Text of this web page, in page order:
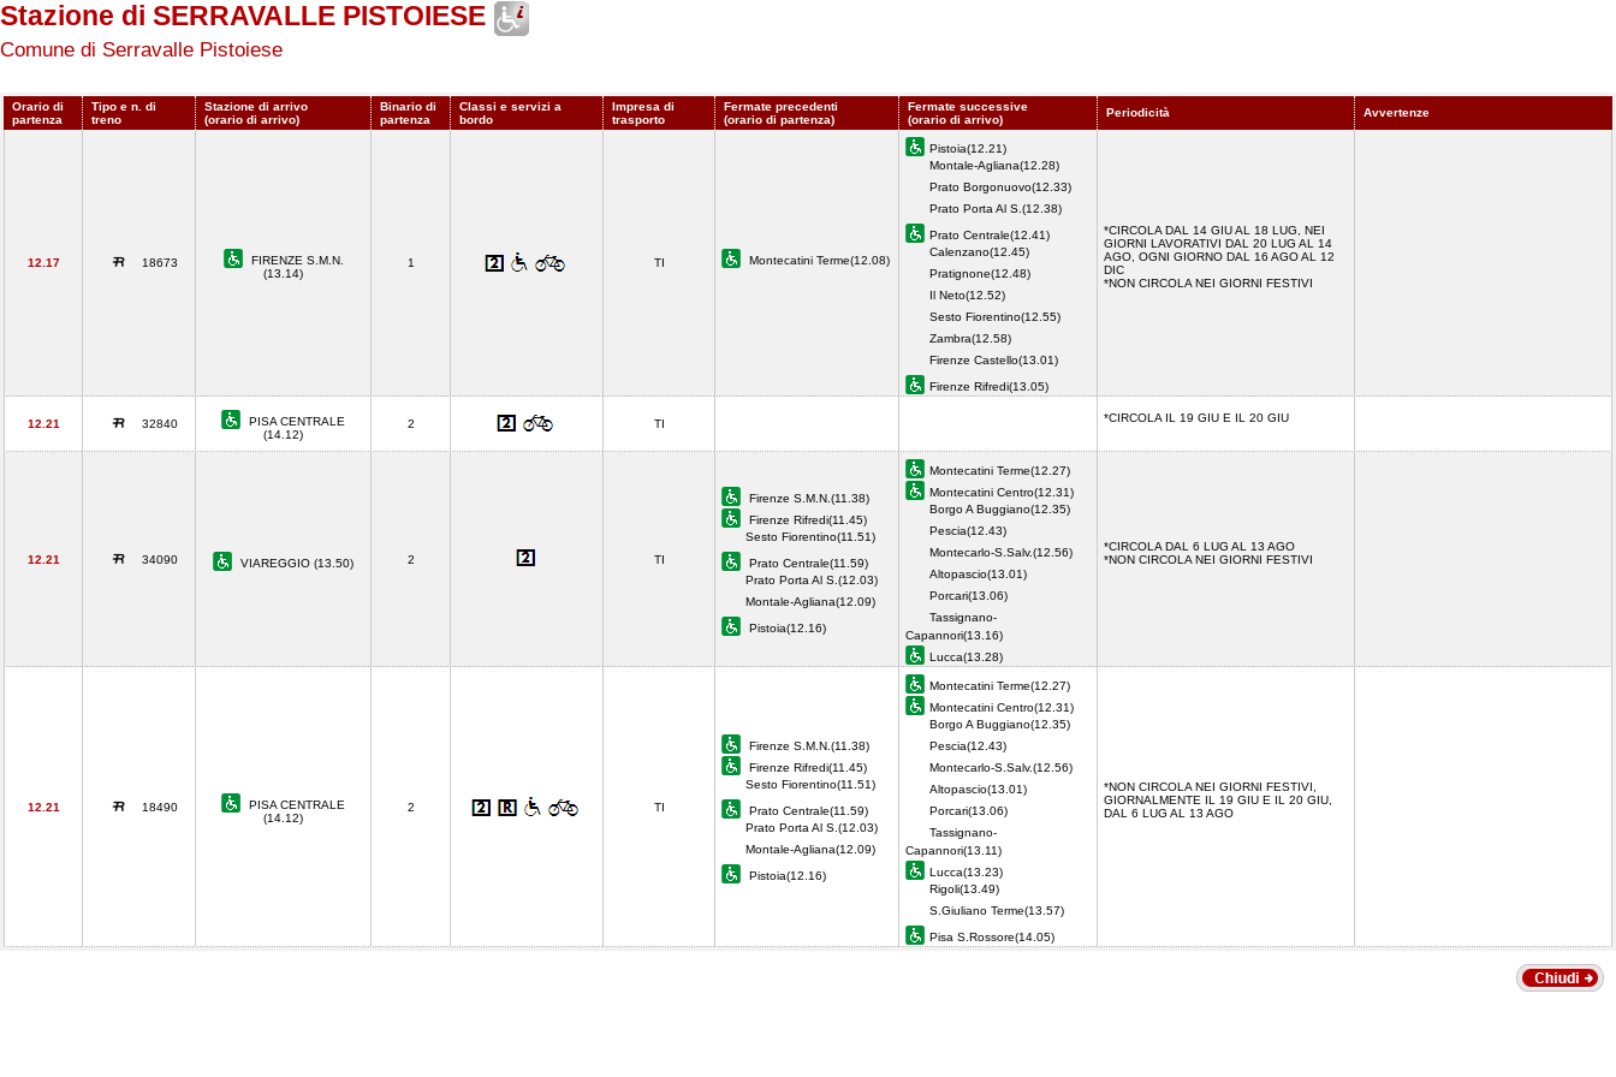
Stazione di SERRAVALLE PISTOIESE
Comune di Serravalle Pistoiese
Orario di
partenza
Tipo e n. di
treno
Stazione di arrivo
(orario di arrivo)
Binario di
partenza
Classi e servizi a
bordo
Impresa di
trasporto
Fermate precedenti
(orario di partenza)
Fermate successive
(orario di arrivo)
Periodicità Avvertenze
12.17 18673
FIRENZE S.M.N.
(13.14)
1 TI Montecatini Terme(12.08)
Pistoia(12.21)
Montale-Agliana(12.28)
Prato Borgonuovo(12.33)
Prato Porta Al S.(12.38)
Prato Centrale(12.41)
Calenzano(12.45)
Pratignone(12.48)
Il Neto(12.52)
Sesto Fiorentino(12.55)
Zambra(12.58)
Firenze Castello(13.01)
Firenze Rifredi(13.05)
*CIRCOLA DAL 14 GIU AL 18 LUG, NEI
GIORNI LAVORATIVI DAL 20 LUG AL 14
AGO, OGNI GIORNO DAL 16 AGO AL 12
DIC
*NON CIRCOLA NEI GIORNI FESTIVI
12.21 32840
PISA CENTRALE
(14.12)
2 TI *CIRCOLA IL 19 GIU E IL 20 GIU
12.21 34090 VIAREGGIO (13.50) 2 TI
Firenze S.M.N.(11.38)
Firenze Rifredi(11.45)
Sesto Fiorentino(11.51)
Prato Centrale(11.59)
Prato Porta Al S.(12.03)
Montale-Agliana(12.09)
Pistoia(12.16)
Montecatini Terme(12.27)
Montecatini Centro(12.31)
Borgo A Buggiano(12.35)
Pescia(12.43)
Montecarlo-S.Salv.(12.56)
Altopascio(13.01)
Porcari(13.06)
Tassignano-
Capannori(13.16)
Lucca(13.28)
*CIRCOLA DAL 6 LUG AL 13 AGO
*NON CIRCOLA NEI GIORNI FESTIVI
12.21 18490
PISA CENTRALE
(14.12)
2 TI
Firenze S.M.N.(11.38)
Firenze Rifredi(11.45)
Sesto Fiorentino(11.51)
Prato Centrale(11.59)
Prato Porta Al S.(12.03)
Montale-Agliana(12.09)
Pistoia(12.16)
Montecatini Terme(12.27)
Montecatini Centro(12.31)
Borgo A Buggiano(12.35)
Pescia(12.43)
Montecarlo-S.Salv.(12.56)
Altopascio(13.01)
Porcari(13.06)
Tassignano-
Capannori(13.11)
Lucca(13.23)
Rigoli(13.49)
S.Giuliano Terme(13.57)
Pisa S.Rossore(14.05)
*NON CIRCOLA NEI GIORNI FESTIVI,
GIORNALMENTE IL 19 GIU E IL 20 GIU,
DAL 6 LUG AL 13 AGO